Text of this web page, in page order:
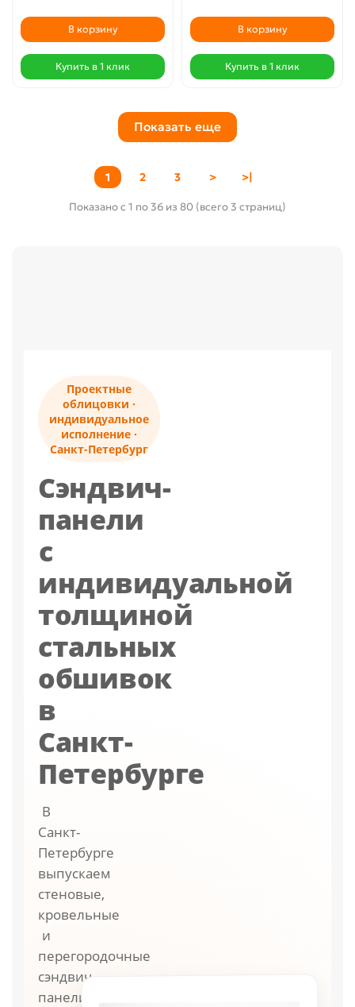
В корзину
Купить в 1 клик
В корзину
Купить в 1 клик
Показать еще
1 2 3 > >|
Показано с 1 по 36 из 80 (всего 3 страниц)
Проектные
облицовки ·
индивидуальное
исполнение ·
Санкт-Петербург
Сэндвич-
панели
с
индивидуальной
толщиной
стальных
обшивок
в
Санкт-
Петербурге
В
Санкт-
Петербурге
выпускаем
стеновые,
кровельные
и
перегородочные
сэндвич-
панели